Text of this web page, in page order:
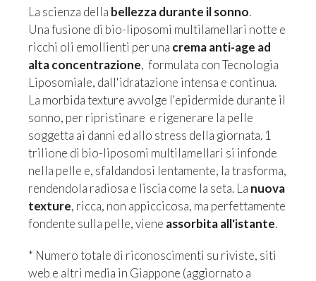
La scienza della bellezza durante il sonno.
Una fusione di bio-liposomi multilamellari notte e
ricchi oli emollienti per una crema anti-age ad
alta concentrazione, formulata con Tecnologia
Liposomiale, dall'idratazione intensa e continua.
La morbida texture avvolge l'epidermide durante il
sonno, per ripristinare e rigenerare la pelle
soggetta ai danni ed allo stress della giornata. 1
trilione di bio-liposomi multilamellari si infonde
nella pelle e, sfaldandosi lentamente, la trasforma,
rendendola radiosa e liscia come la seta. La nuova
texture, ricca, non appiccicosa, ma perfettamente
fondente sulla pelle, viene assorbita all'istante.
* Numero totale di riconoscimenti su riviste, siti
web e altri media in Giappone (aggiornato a